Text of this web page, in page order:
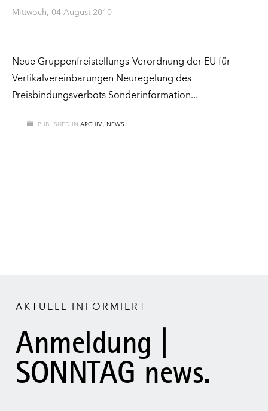
Mittwoch, 04 August 2010
Neue Gruppenfreistellungs-Verordnung der EU für
Vertikalvereinbarungen Neuregelung des
Preisbindungsverbots Sonderinformation
PUBLISHED IN ARCHIV. , NEWS.
AKTUELL INFORMIERT
Anmeldung |
SONNTAG news.